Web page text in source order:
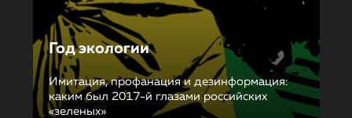
Год экологии
Имитация, профанация и дезинформация:
каким был 2017-й глазами российских
«зеленых»